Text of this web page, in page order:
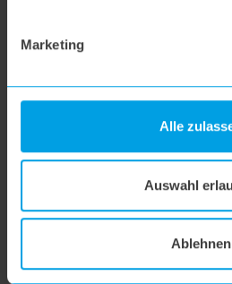
Marketing
Alle
Auswahl
Ablehnen
German Design und